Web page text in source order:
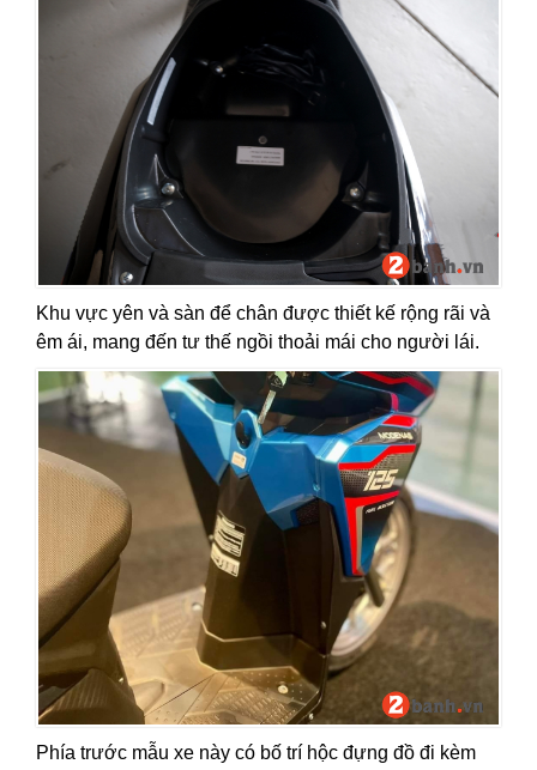
Khu vực yên và sàn để chân được thiết kế rộng rãi và
êm ái, mang đến tư thế ngồi thoải mái cho người lái.
Phía trước mẫu xe này có bố trí hộc đựng đồ đi kèm